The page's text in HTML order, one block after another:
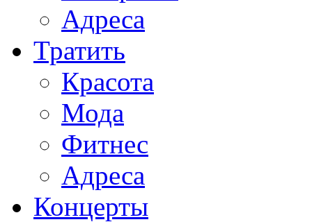
Адреса
Тратить
Красота
Мода
Фитнес
Адреса
Концерты